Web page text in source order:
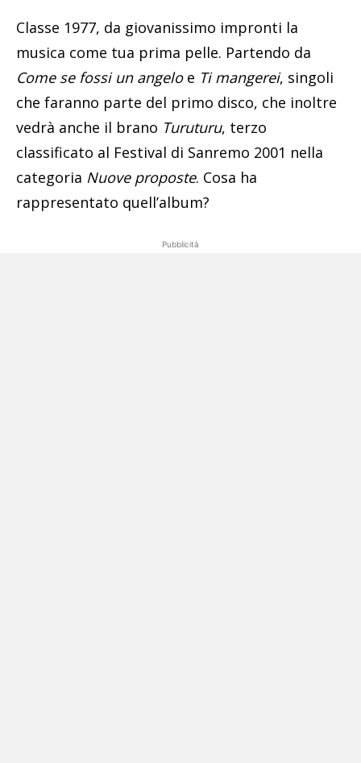
Classe 1977, da giovanissimo impronti la
musica come tua prima pelle. Partendo da
Come se fossi un angeloe Ti mangerei, singoli
che faranno parte del primo disco, che inoltre
vedrà anche il brano Turuturu, terzo
classificato al Festival di Sanremo 2001 nella
categoria Nuove proposte. Cosa ha
rappresentato quell’album?
Pubblicità